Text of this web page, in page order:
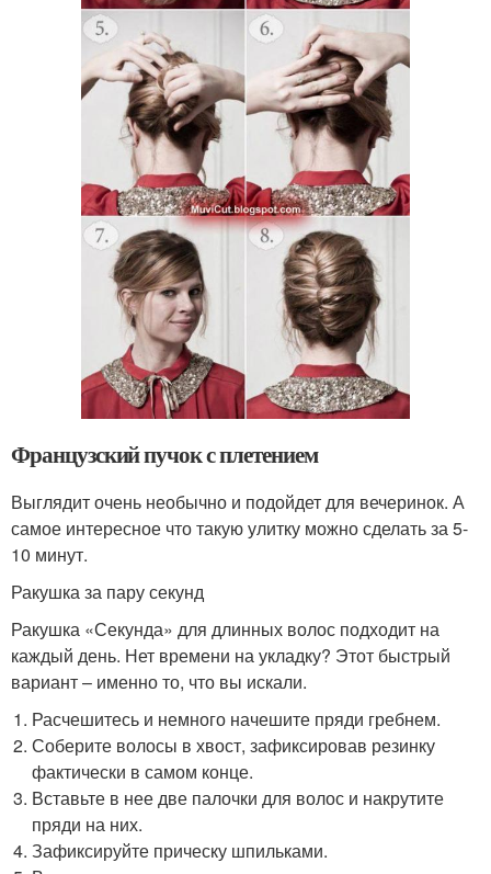
Французский пучок с плетением
Выглядит очень необычно и подойдет для вечеринок. А
самое интересное что такую улитку можно сделать за 5-
10 минут.
Ракушка за пару секунд
Ракушка «Секунда» для длинных волос подходит на
каждый день. Нет времени на укладку? Этот быстрый
вариант – именно то, что вы искали.
Расчешитесь и немного начешите пряди гребнем.
Соберите волосы в хвост, зафиксировав резинку
фактически в самом конце.
Вставьте в нее две палочки для волос и накрутите
пряди на них.
Зафиксируйте прическу шпильками.